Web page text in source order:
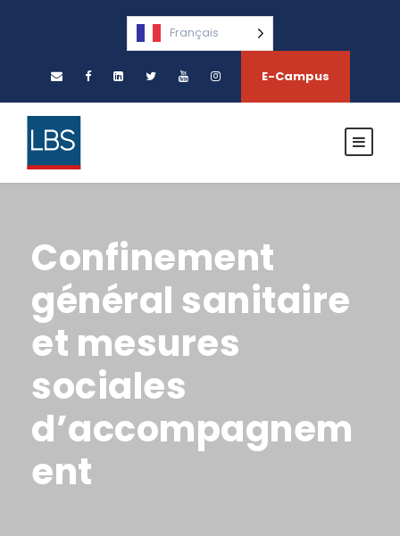
Français
E-Campus
Confinement
général sanitaire
et mesures
sociales
d’accompagnem
ent